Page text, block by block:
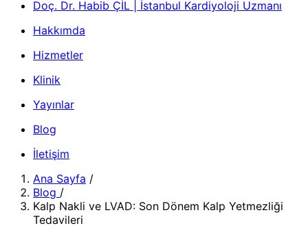
Doç. Dr. Habib ÇİL | İstanbul Kardiyoloji Uzmanı
Hakkımda
Hizmetler
Klinik
Yayınlar
Blog
İletişim
Ana Sayfa /
Blog /
Kalp Nakli ve LVAD: Son Dönem Kalp Yetmezliği
Tedavileri